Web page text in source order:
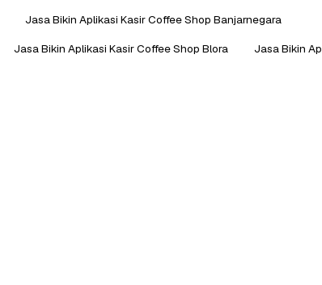
Jasa Bikin Aplikasi Kasir Coffee Shop Banjarnegara
Jasa Bikin Aplikasi Kasir Coffee Shop Blora
Jasa Bikin